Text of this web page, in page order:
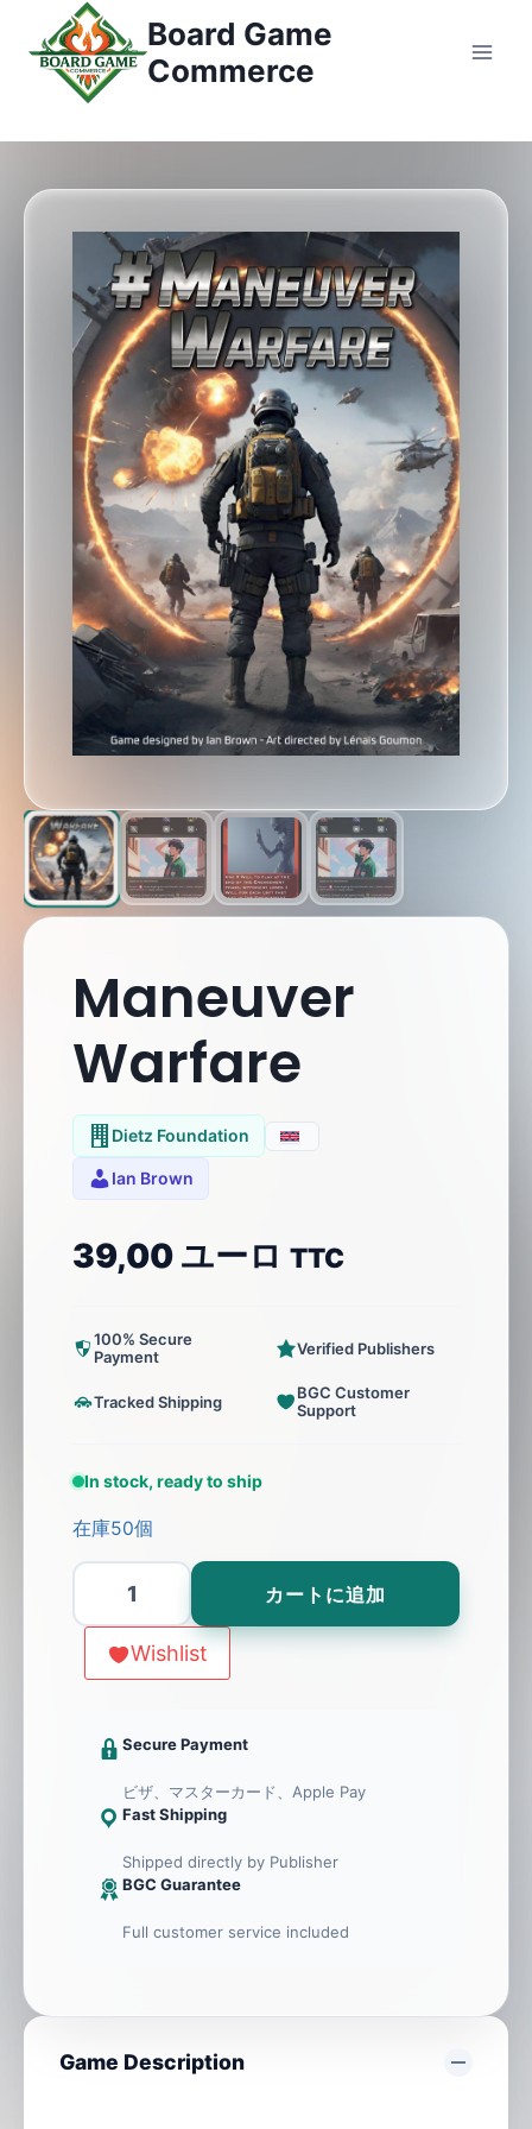
ツ
Board Game
Commerce
Maneuver
Warfare
Dietz Foundation
Ian Brown
39,00 ユーロ TTC
100% Secure
Payment
Verified Publishers
Tracked Shipping
BGC Customer
Support
In stock, ready to ship
在庫50個
Maneuver
Warfare
カートに追加
Wishlist
Secure Payment
ビザ、マスターカード、Apple Pay
Fast Shipping
Shipped directly by Publisher
BGC Guarantee
Full customer service included
Game Description